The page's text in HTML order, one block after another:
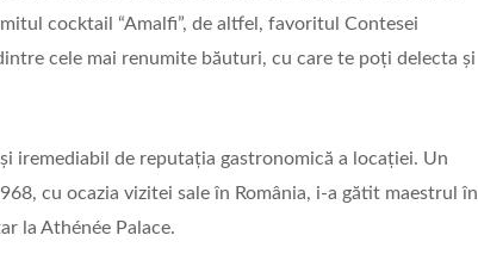
cocktail “Amalfi”, de altfel, favoritul Contesei
cele mai renumite băuturi, cu care te poți delecta și
iremediabil de reputația gastronomică a locației. Un
cu ocazia vizitei sale în România, i-a gătit maestrul în
la Athénée Palace.